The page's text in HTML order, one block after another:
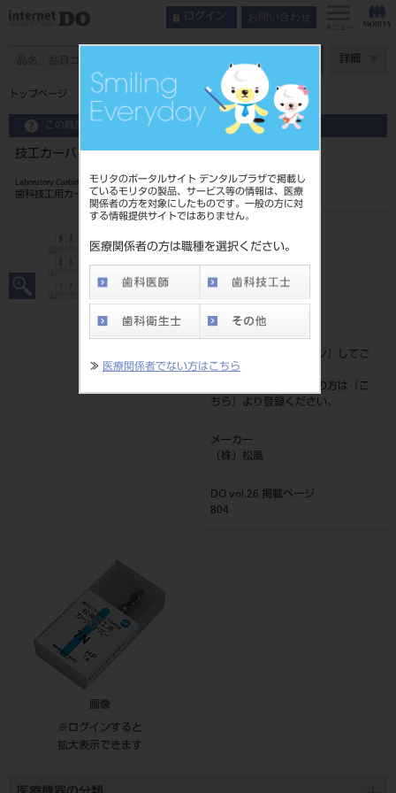
モリタのポータルサイト デンタルプラザで掲載し
ているモリタの製品、サービス等の情報は、医療
関係者の方を対象にしたものです。一般の方に対
する情報提供サイトではありません。
医療関係者の方は職種を選択ください。
≫ 医療関係者でない方はこちら
ログイン お問い合わせ
メニュー
詳細
トップページ 技工カーバイドバーHP 14N
この商品に関するお問い合わせ
技工カーバイドバーHP 14N
Laboratory Carbide Bur
歯科技工用カーバイド切削器具
20432025614N
JAN/EANコード
標準価格
ログイン
』してご
覧ください。
ネット会員登録がまだの方は『
こ
ちら
』より登録ください。
メーカー
（株）松風
DO vol.26 掲載ページ
804
画像
※ログインすると
拡大表示できます